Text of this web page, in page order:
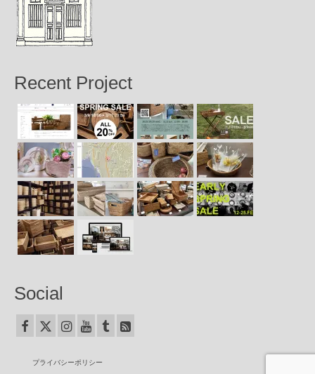
Recent Project
Social
プライバシーポリシー